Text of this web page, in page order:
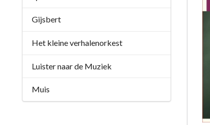
Gijsbert
Het kleine verhalenorkest
Luister naar de Muziek
Muis